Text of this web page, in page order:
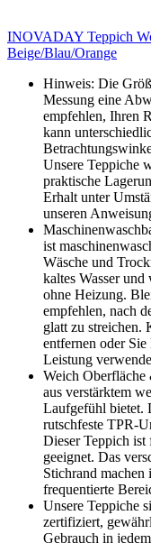
INOVADAY Teppich
Beige/Blau/Orange
Hinweis: Die
Messung eine
empfehlen, Ihren
kann
Unsere Teppiche
praktische
Erhalt unter
unseren
ist
Wäsche und
kaltes Wasser und
ohne Heizung.
empfehlen, nach
glatt zu streichen.
entfernen oder
Leistung
Weich Oberfläche
aus verstärktem
Laufgefühl bietet.
rutschfeste TPR-
Dieser Teppich
geeignet. Das
Stichrand machen
frequentierte
Unsere Teppiche
zertifiziert,
Gebrauch in